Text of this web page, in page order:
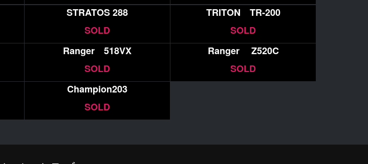
STRATOS 288
SOLD
TRITON TR-200
SOLD
Ranger 518VX
SOLD
Ranger Z520C
SOLD
Champion203
SOLD